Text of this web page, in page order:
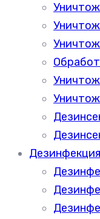
Дезинфекция